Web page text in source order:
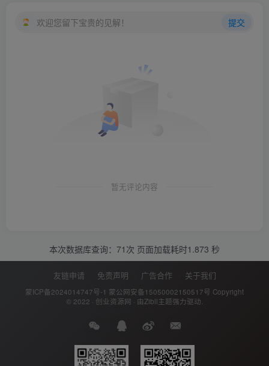
欢迎您留下宝贵的见解！ 提交
暂无评论内容
本次数据库查询：71次 页面加载耗时1.873 秒
友链申请 免责声明 广告合作 关于我们
蒙ICP备2024014747号-1 蒙公网安备15050002150517号 Copyright
© 2022 · 创业资源网 · 由Zibll主题强力驱动.